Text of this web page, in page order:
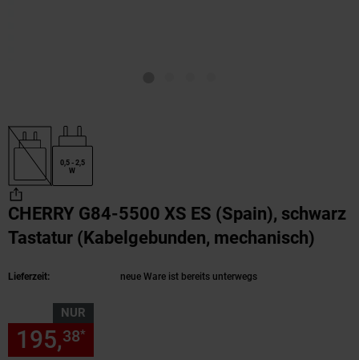
0,5 - 2,5
W
CHERRY G84-5500 XS ES (Spain), schwarz
Tastatur (Kabelgebunden, mechanisch)
Lieferzeit: neue Ware ist bereits unterwegs
NUR
195,38*